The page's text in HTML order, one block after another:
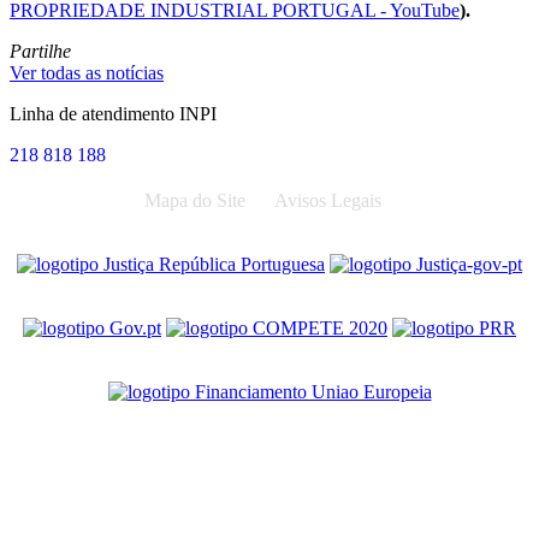
PROPRIEDADE INDUSTRIAL PORTUGAL - YouTube).
Partilhe
Ver todas as notícias
Linha de atendimento INPI
218 818 188
Mapa do Site Avisos Legais